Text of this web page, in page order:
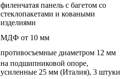
филенчатая панель с багетом со
стеклопакетами и коваными
изделиями
МДФ от 10 мм
противосъемные диаметром 12 мм
на подшипниковой опоре,
усиленные 25 мм (Италия), 3 штуки